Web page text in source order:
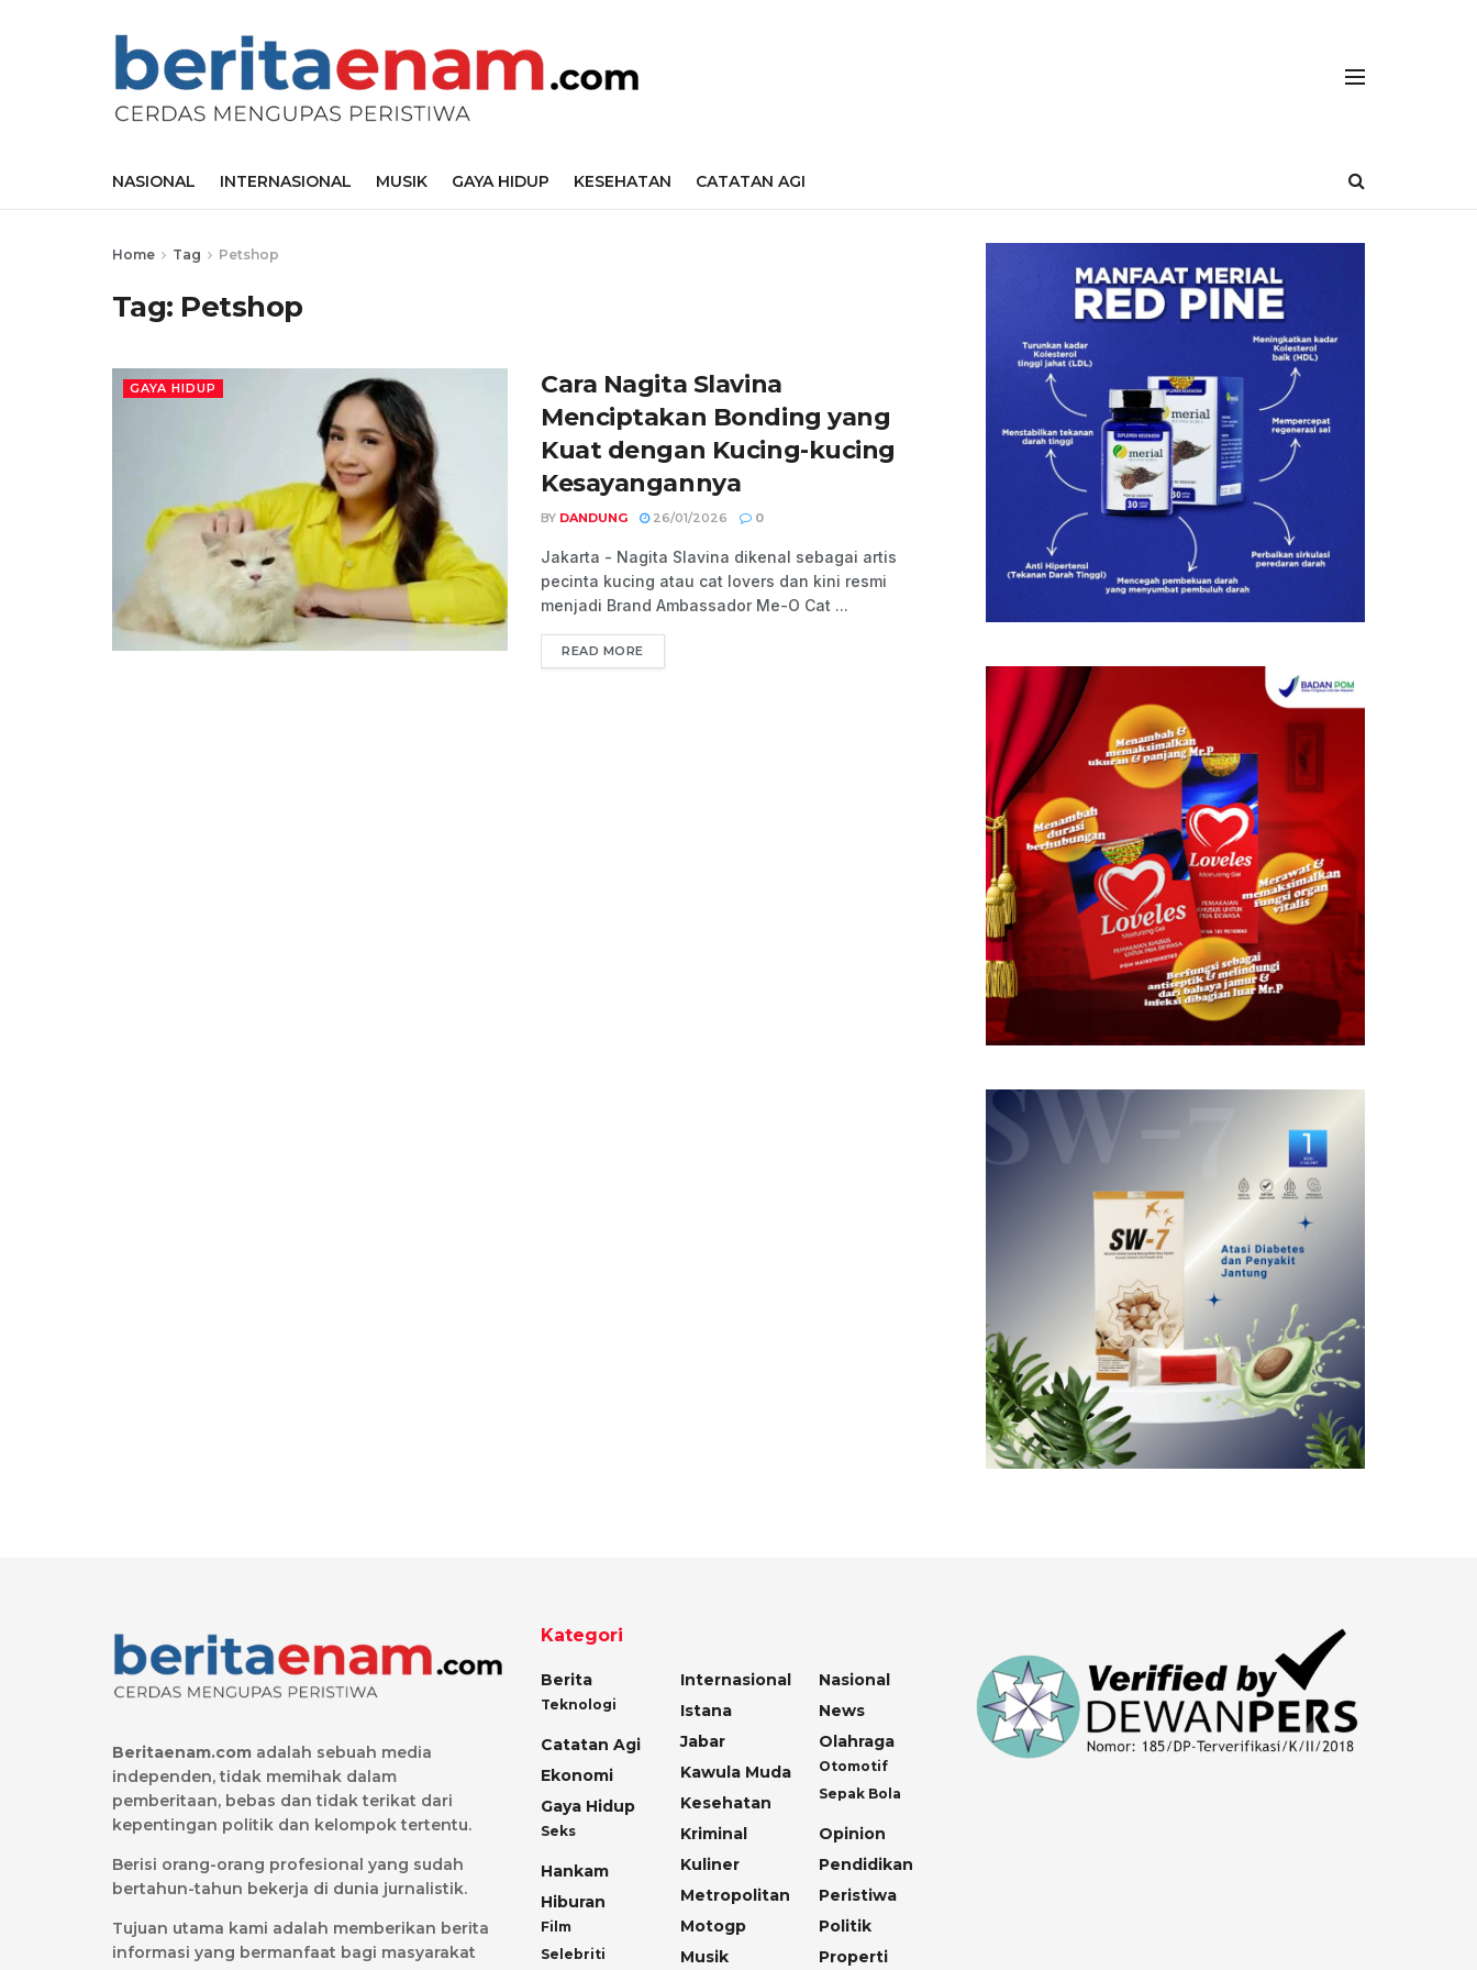
NASIONAL INTERNASIONAL MUSIK GAYA HIDUP KESEHATAN CATATAN AGI
Home Tag Petshop
Tag: Petshop
GAYA HIDUP
Cara Nagita Slavina
Menciptakan Bonding yang
Kuat dengan Kucing-kucing
Kesayangannya
BY DANDUNG 26/01/2026 0
Jakarta - Nagita Slavina dikenal sebagai artis
pecinta kucing atau cat lovers dan kini resmi
menjadi Brand Ambassador Me-O Cat ...
READ MORE
Beritaenam.com adalah sebuah media
independen, tidak memihak dalam
pemberitaan, bebas dan tidak terikat dari
kepentingan politik dan kelompok tertentu.
Berisi orang-orang profesional yang sudah
bertahun-tahun bekerja di dunia jurnalistik.
Tujuan utama kami adalah memberikan berita
informasi yang bermanfaat bagi masyarakat
Kategori
Berita
Teknologi
Catatan Agi
Ekonomi
Gaya Hidup
Seks
Hankam
Hiburan
Film
Selebriti
Internasional
Istana
Jabar
Kawula Muda
Kesehatan
Kriminal
Kuliner
Metropolitan
Motogp
Musik
Nasional
News
Olahraga
Otomotif
Sepak Bola
Opinion
Pendidikan
Peristiwa
Politik
Properti